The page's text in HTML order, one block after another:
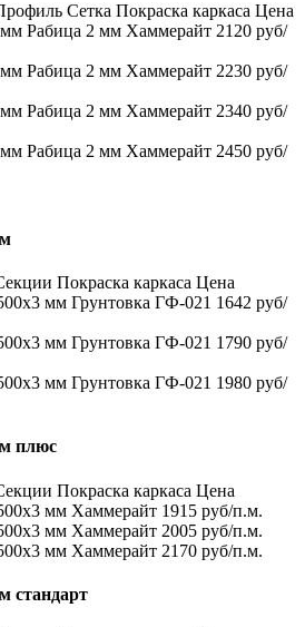
Сетка Покраска каркаса Цена
мм Рабица 2 мм Хаммерайт 2120 руб/
мм Рабица 2 мм Хаммерайт 2230 руб/
мм Рабица 2 мм Хаммерайт 2340 руб/
мм Рабица 2 мм Хаммерайт 2450 руб/
Покраска каркаса Цена
мм Грунтовка ГФ-021 1642 руб/
мм Грунтовка ГФ-021 1790 руб/
мм Грунтовка ГФ-021 1980 руб/
плюс
Покраска каркаса Цена
мм Хаммерайт 1915 руб/п.м.
мм Хаммерайт 2005 руб/п.м.
мм Хаммерайт 2170 руб/п.м.
стандарт